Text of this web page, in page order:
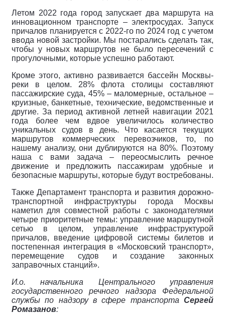
Летом 2022 года город запускает два маршрута на
инновационном транспорте – электросудах. Запуск
причалов планируется с 2022-го по 2024 год с учетом
ввода новой застройки. Мы постарались сделать так,
чтобы у новых маршрутов не было пересечений с
прогулочными, которые успешно работают.
Кроме этого, активно развивается бассейн Москвы-
реки в целом. 28% флота столицы составляют
пассажирские суда, 45% – маломерные, остальное –
круизные, банкетные, технические, ведомственные и
другие. За период активной летней навигации 2021
года более чем вдвое увеличилось количество
уникальных судов в день. Что касается текущих
маршрутов коммерческих перевозчиков, то, по
нашему анализу, они дублируются на 80%. Поэтому
наша с вами задача – переосмыслить речное
движение и предложить пассажирам удобные и
безопасные маршруты, которые будут востребованы.
Также Департамент транспорта и развития дорожно-
транспортной инфраструктуры города Москвы
наметил для совместной работы с законодателями
четыре приоритетные темы: управление маршрутной
сетью в целом, управление инфраструктурой
причалов, введение цифровой системы билетов и
постепенная интеграция в «Московский транспорт»,
перемещение судов и создание законных
заправочных станций».
И.о. начальника Центрального управления
государственного речного надзора Федеральной
службы по надзору в сфере транспорта Сергей
Ромазанов: